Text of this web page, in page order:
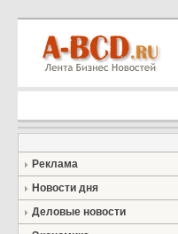
Реклама
Новости дня
Деловые новости